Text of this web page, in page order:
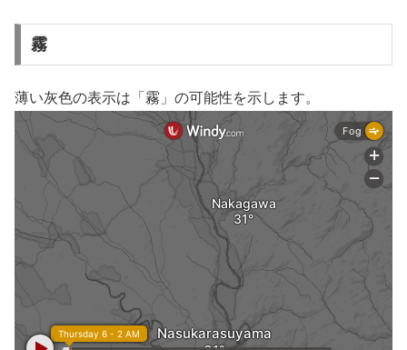
霧
薄い灰色の表示は「霧」の可能性を示します。